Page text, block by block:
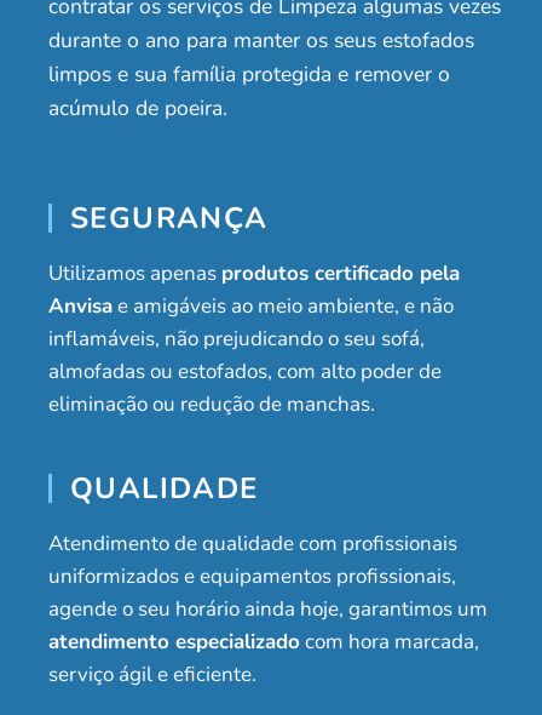
contratar os serviços de Limpeza algumas vezes
durante o ano para manter os seus estofados
limpos e sua família protegida e remover o
acúmulo de poeira.
SEGURANÇA
Utilizamos apenas produtos certificado pela
Anvisae amigáveis ao meio ambiente, e não
inflamáveis, não prejudicando o seu sofá,
almofadas ou estofados, com alto poder de
eliminação ou redução de manchas.
QUALIDADE
Atendimento de qualidade com profissionais
uniformizados e equipamentos profissionais,
agende o seu horário ainda hoje, garantimos um
atendimento especializado com hora marcada,
serviço ágil e eficiente.